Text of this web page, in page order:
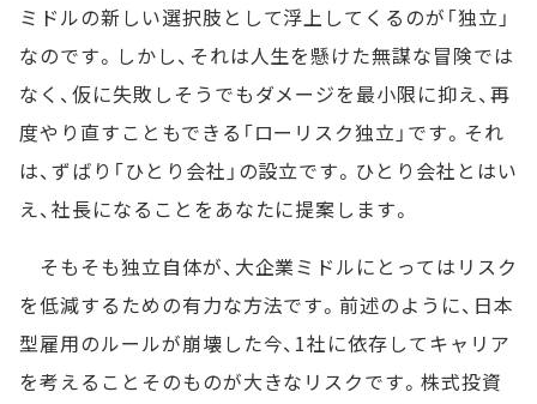
ミドルの新しい選択肢として浮上してくるのが「独立」
なのです。しかし、それは人生を懸けた無謀な冒険では
なく、仮に失敗しそうでもダメージを最小限に抑え、再
度やり直すこともできる「ローリスク独立」です。それ
は、ずばり「ひとり会社」の設立です。ひとり会社とはい
え、社長になることをあなたに提案します。
そもそも独立自体が、大企業ミドルにとってはリスク
を低減するための有力な方法です。前述のように、日本
型雇用のルールが崩壊した今、1社に依存してキャリア
を考えることそのものが大きなリスクです。株式投資